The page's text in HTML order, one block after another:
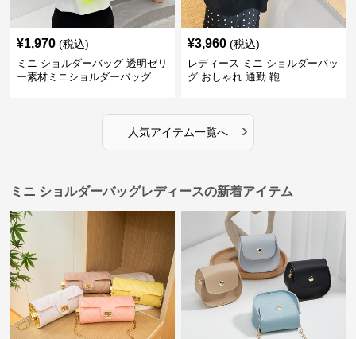
¥1,970 (税込)
ミニ ショルダーバッグ 透明ゼリ
ー素材ミニショルダーバッグ
¥3,960 (税込)
レディース ミニ ショルダーバッ
グ おしゃれ 通勤 鞄
人気アイテム一覧へ ›
ミニ ショルダーバッグレディースの新着アイテム